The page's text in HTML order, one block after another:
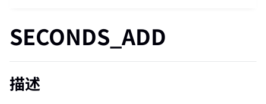
SECONDS_ADD
描述